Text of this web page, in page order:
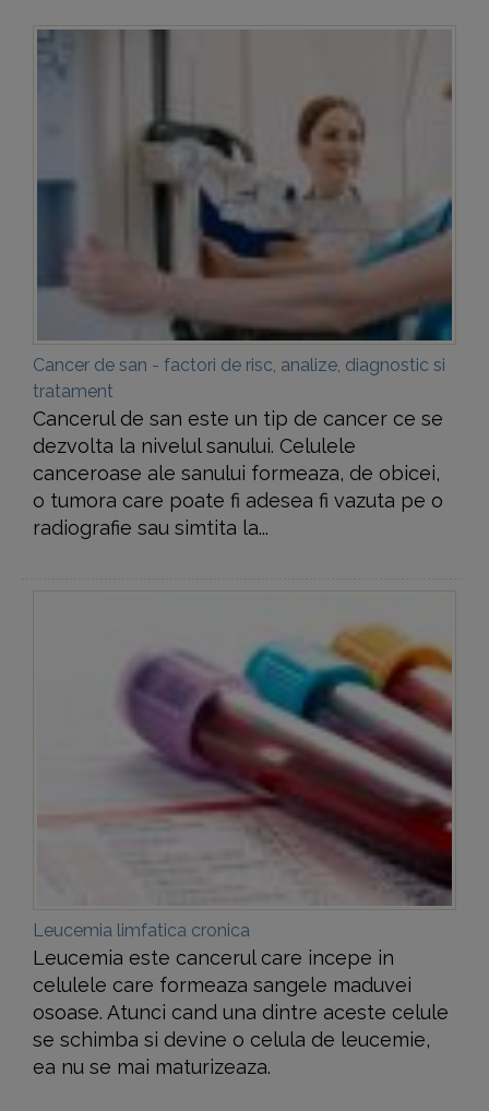
Cancer de san - factori de risc, analize, diagnostic si
tratament
Cancerul de san este un tip de cancer ce se
dezvolta la nivelul sanului. Celulele
canceroase ale sanului formeaza, de obicei,
o tumora care poate fi adesea fi vazuta pe o
radiografie sau simtita la...
Leucemia limfatica cronica
Leucemia este cancerul care incepe in
celulele care formeaza sangele maduvei
osoase. Atunci cand una dintre aceste celule
se schimba si devine o celula de leucemie,
ea nu se mai maturizeaza.